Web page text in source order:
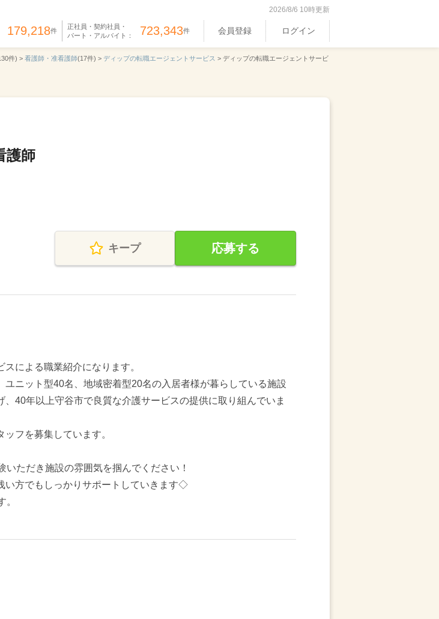
2026/8/6 10時更新
179,218件
正社員・契約社員・
パート・アルバイト： 723,343件 会員登録 ログイン
件) > 看護師・准看護師(17件) > ディップの転職エージェントサービス > ディップの転職エージェントサービ
護師
キープ 応募する
による職業紹介になります。
ユニット型40名、地域密着型20名の入居者様が暮らしている施設
40年以上守谷市で良質な介護サービスの提供に取り組んでいま
フを募集しています。
ただき施設の雰囲気を掴んでください！
い方でもしっかりサポートしていきます◇
。